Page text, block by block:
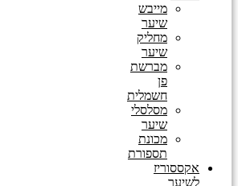
מייבש
שיער
מחליק
שיער
מברשת
פן
חשמלית
מסלסלי
שיער
מכונת
תספורת
אקססוריז
לשיער